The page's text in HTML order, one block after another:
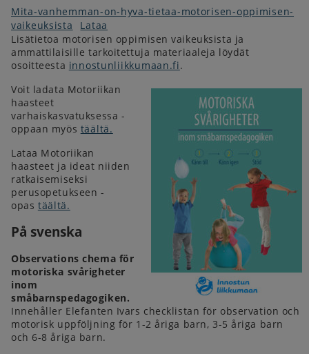
Mita-vanhemman-on-hyva-tietaa-motorisen-oppimisen-
vaikeuksista
Lataa
Lisätietoa motorisen oppimisen vaikeuksista ja
ammattilaisille tarkoitettuja materiaaleja löydät
osoitteesta innostunliikkumaan.fi.
Voit ladata Motoriikan
haasteet
varhaiskasvatuksessa -
oppaan myös täältä.
Lataa Motoriikan
haasteet ja ideat niiden
ratkaisemiseksi
perusopetukseen -
opas täältä.
På svenska
Observations chema för
motoriska svårigheter
inom
småbarnspedagogiken.
Innehåller Elefanten Ivars checklistan för observation och
motorisk uppföljning för 1-2 åriga barn, 3-5 åriga barn
och 6-8 åriga barn.